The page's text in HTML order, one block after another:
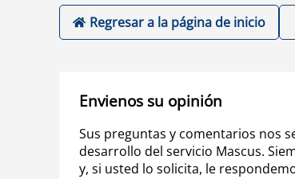
Regresar a la página de inicio
Envienos su opinión
Sus preguntas y comentarios nos
desarrollo del servicio Mascus.
y, si usted lo solicita, le